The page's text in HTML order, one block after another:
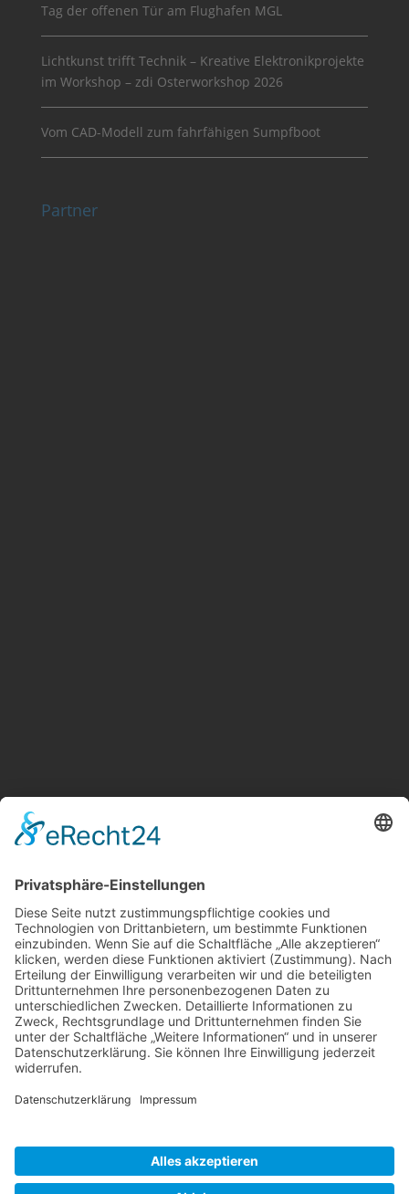
Tag der offenen Tür am Flughafen MGL
Lichtkunst trifft Technik – Kreative Elektronikprojekte
im Workshop – zdi Osterworkshop 2026
Vom CAD-Modell zum fahrfähigen Sumpfboot
Partner
Schlagworte
Datenschutz
Cookie-Einstellungen
Cookie-Einstellungen